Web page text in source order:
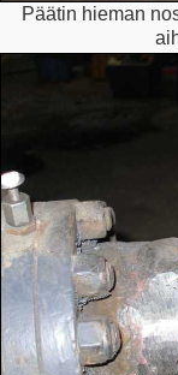
Päätin hieman